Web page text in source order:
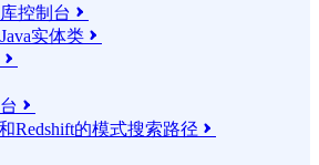
控制台 
实体类 


Redshift的模式搜索路径 